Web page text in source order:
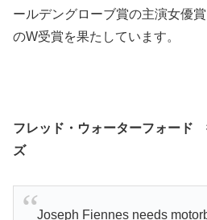
ールデングローブ賞の主演女優
のW受賞を果たしています。
フレッド・ウォーターフォード
ズ
Joseph Fiennes needs